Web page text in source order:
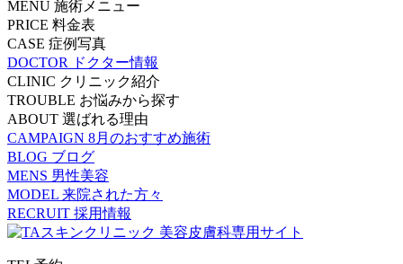
MENU 施術メニュー
PRICE 料金表
CASE 症例写真
DOCTOR
ドクター情報
CLINIC クリニック紹介
TROUBLE お悩みから探す
ABOUT 選ばれる理由
CAMPAIGN 8月のおすすめ施術
BLOG ブログ
MENS 男性美容
MODEL 来院された方々
RECRUIT 採用情報